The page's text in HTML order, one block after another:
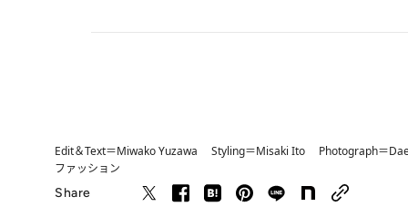
Edit＆Text＝Miwako Yuzawa Styling＝Misaki Ito Photograph＝
ファッション
Share